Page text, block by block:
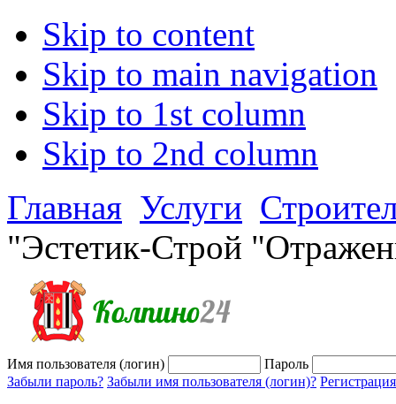
Skip to content
Skip to main navigation
Skip to 1st column
Skip to 2nd column
Главная Услуги
"Эстетик-Строй
Имя пользователя (логин)
Пароль
Забыли пароль? Забыли имя пользователя (логин)? Регистрация